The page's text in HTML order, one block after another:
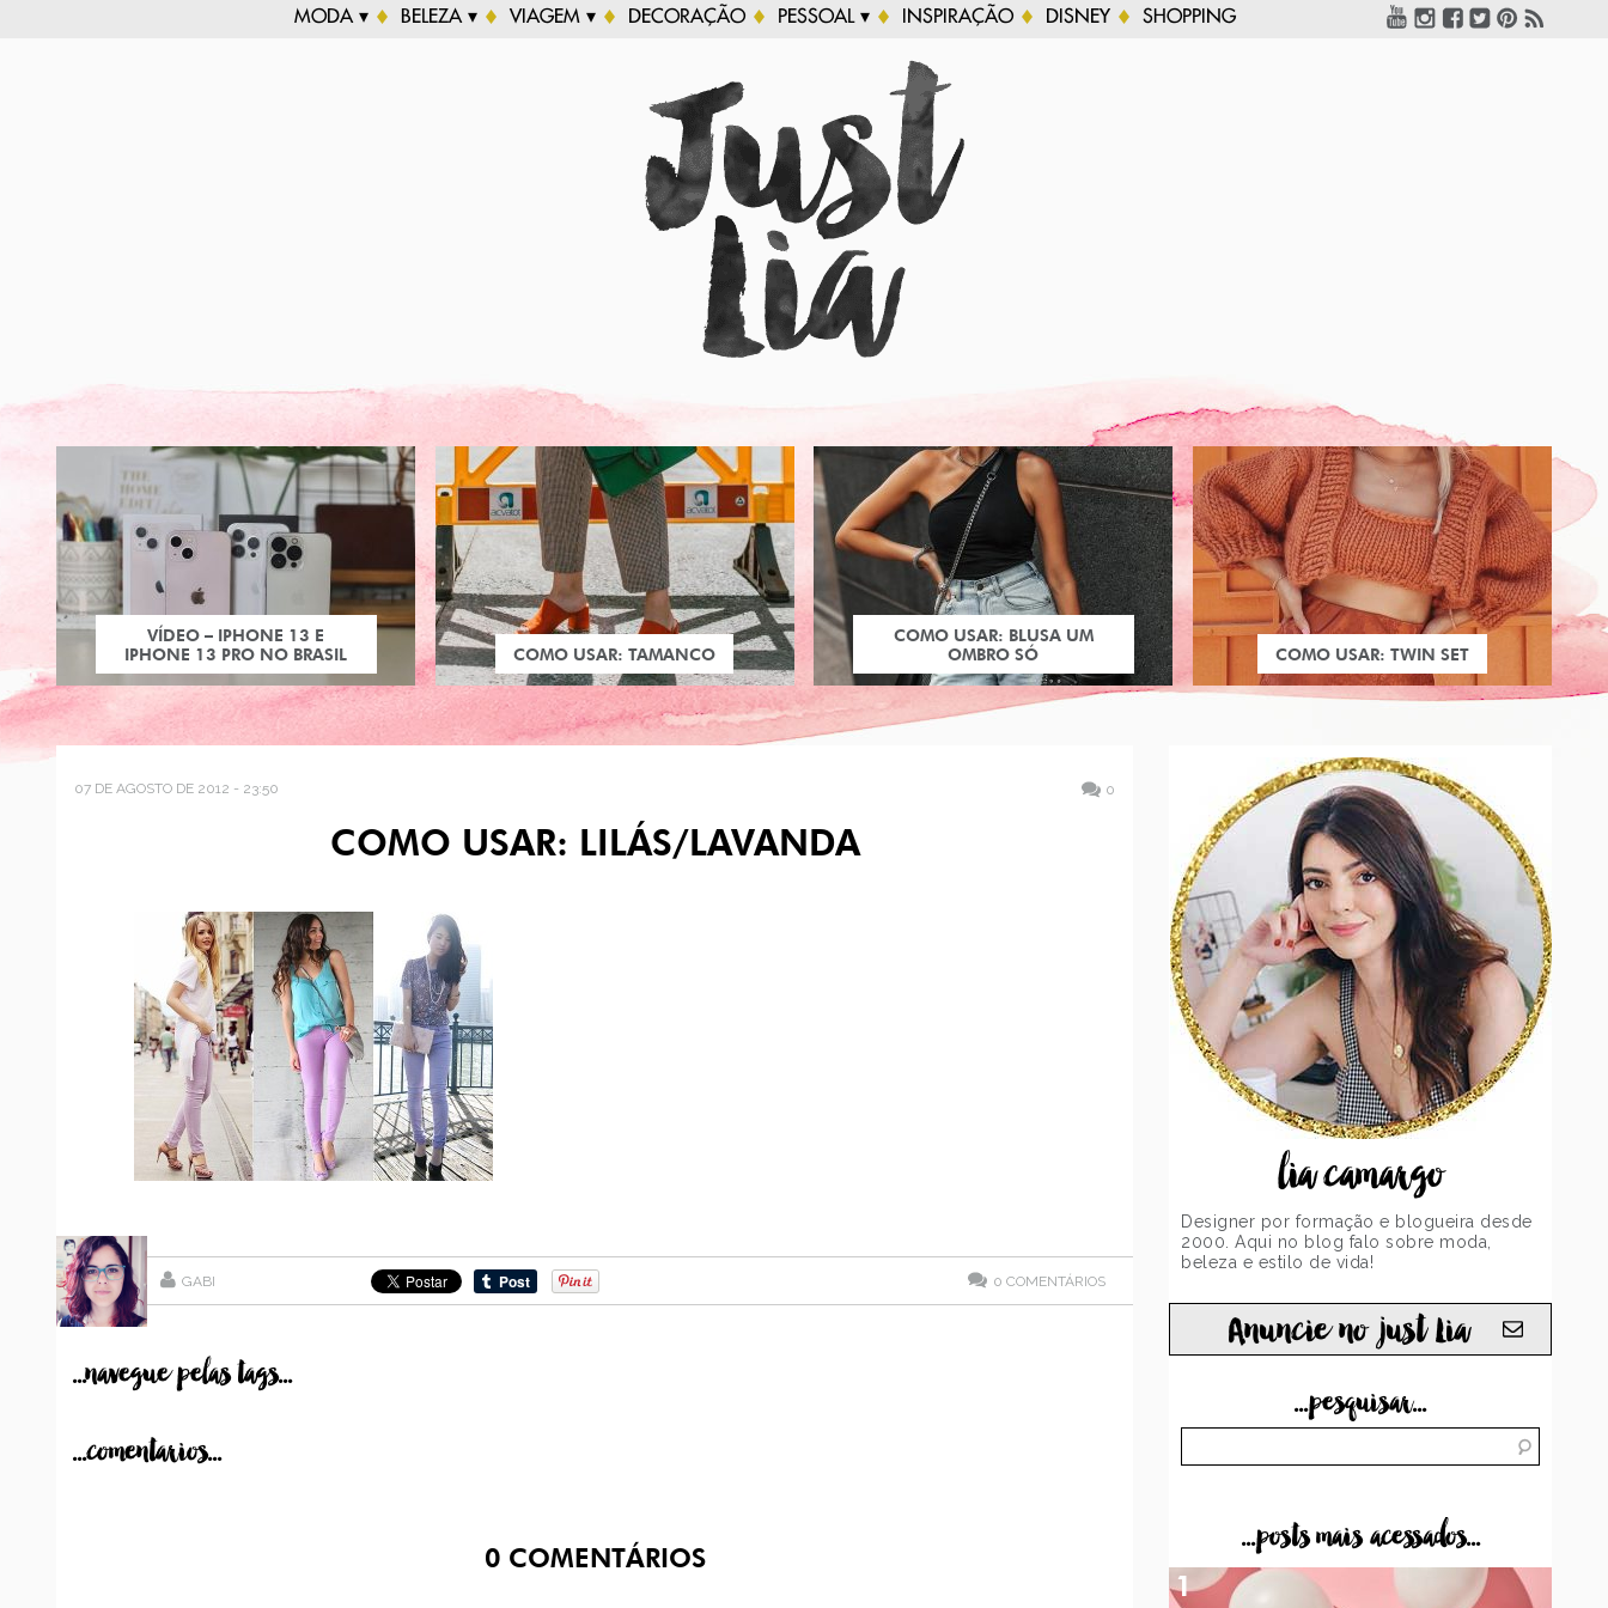
MODA ▾ BELEZA ▾ VIAGEM ▾ DECORAÇÃO PESSOAL ▾ INSPIRAÇÃO DISNEY SHOPPING
VÍDEO – IPHONE 13 E
IPHONE 13 PRO NO BRASIL
COMO USAR: TAMANCO
COMO USAR: BLUSA UM
OMBRO SÓ
COMO USAR: TWIN SET
07 DE AGOSTO DE 2012 - 23:50 0
COMO USAR: LILÁS/LAVANDA
GABI 0 COMENTÁRIOS
...navegue pelas tags...
...comentarios...
0COMENTÁRIOS
lia camargo
Designer por formação e blogueira desde
2000. Aqui no blog falo sobre moda,
beleza e estilo de vida!
Anuncie no just Lia
...pesquisar...
...posts mais acessados...
1